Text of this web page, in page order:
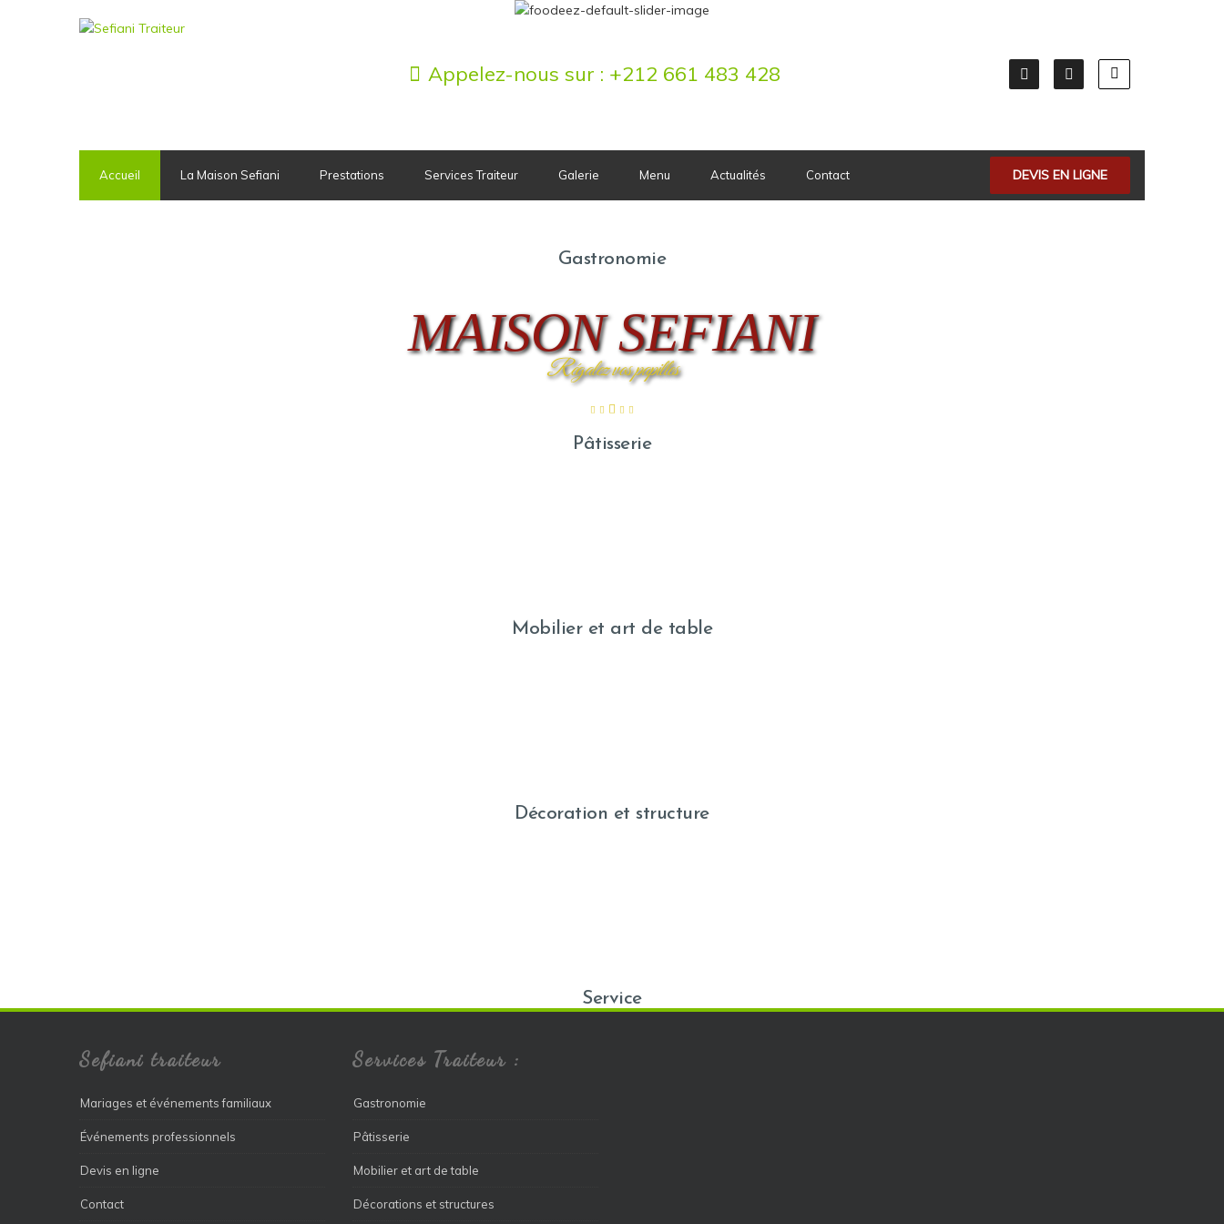
Appelez-nous sur : +212 661 483 428
Accueil La Maison Sefiani Prestations Services Traiteur Galerie Menu Actualités Contact DEVIS EN LIGNE
MAISON SEFIANI
Régalez vos papilles
Gastronomie
Pâtisserie
Mobilier et art de table
Décoration et structure
Service
Sefiani traiteur
Mariages et événements familiaux
Événements professionnels
Devis en ligne
Contact
Services Traiteur :
Gastronomie
Pâtisserie
Mobilier et art de table
Décorations et structures